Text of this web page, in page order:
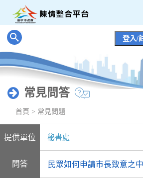
要
內
容
塊
登入/
常見問答
首頁 > 常見問題
提供單位 秘書處
問答 民眾如何申請市長致意之